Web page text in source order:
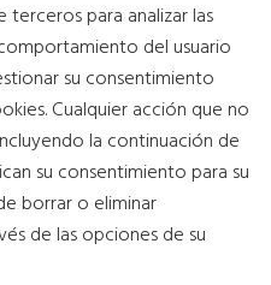
para analizar las
del usuario
su consentimiento
Cualquier acción que no
la continuación de
su consentimiento para su
borrar o eliminar
de las opciones de su